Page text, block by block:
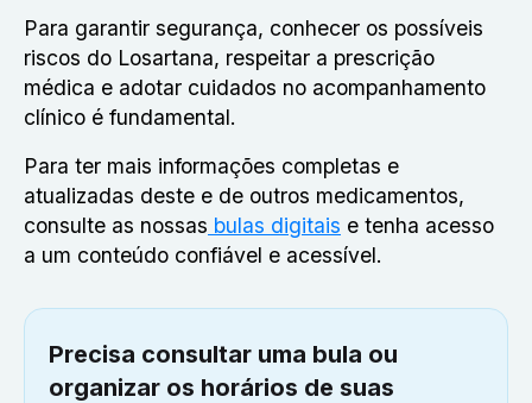
Para garantir segurança, conhecer os possíveis
riscos do Losartana, respeitar a prescrição
médica e adotar cuidados no acompanhamento
clínico é fundamental.
Para ter mais informações completas e
atualizadas deste e de outros medicamentos,
consulte as nossas bulas digitais e tenha acesso
a um conteúdo confiável e acessível.
Precisa consultar uma bula ou
organizar os horários de suas